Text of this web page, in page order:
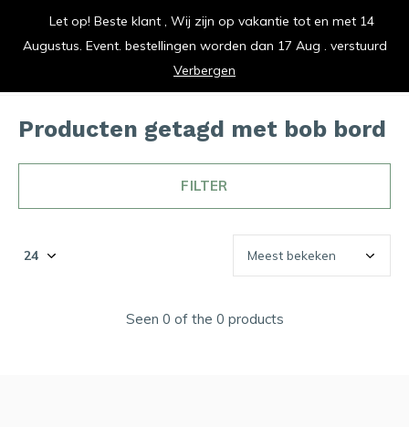
vrolijk je keuken op
Producten getagd met bob bord
FILTER
Seen 0 of the 0 products
Let op! Beste klant , Wij zijn op vakantie tot en met 14
Augustus. Event. bestellingen worden dan 17 Aug . verstuurd
Verbergen